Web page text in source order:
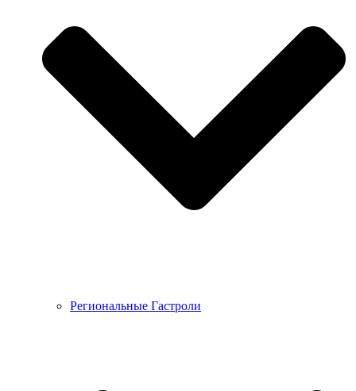
Региональные Гастроли